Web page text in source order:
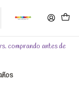
comprando antes de